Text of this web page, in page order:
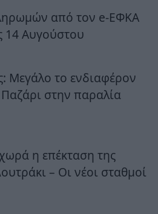
από τον e-ΕΦΚΑ
14 Αυγούστου
Μεγάλο το ενδιαφέρον
στην παραλία
η επέκταση της
– Οι νέοι σταθμοί